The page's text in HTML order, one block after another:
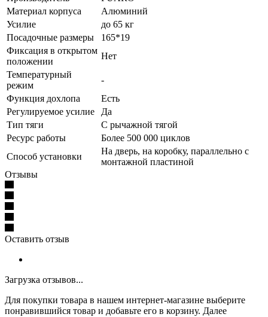
Материал корпуса
Алюминий
Усилие
до 65 кг
Посадочные размеры
165*19
Фиксация в открытом
положении
Нет
Температурный
режим
-
Функция дохлопа
Есть
Регулируемое усилие
Да
Тип тяги
С рычажной тягой
Ресурс работы
Более 500 000 циклов
Способ установки
На дверь, на коробку, параллельно с
монтажной пластиной
Отзывы
Оставить отзыв
Загрузка отзывов...
Для покупки товара в нашем интернет-магазине выберите
понравившийся товар и добавьте его в корзину. Далее